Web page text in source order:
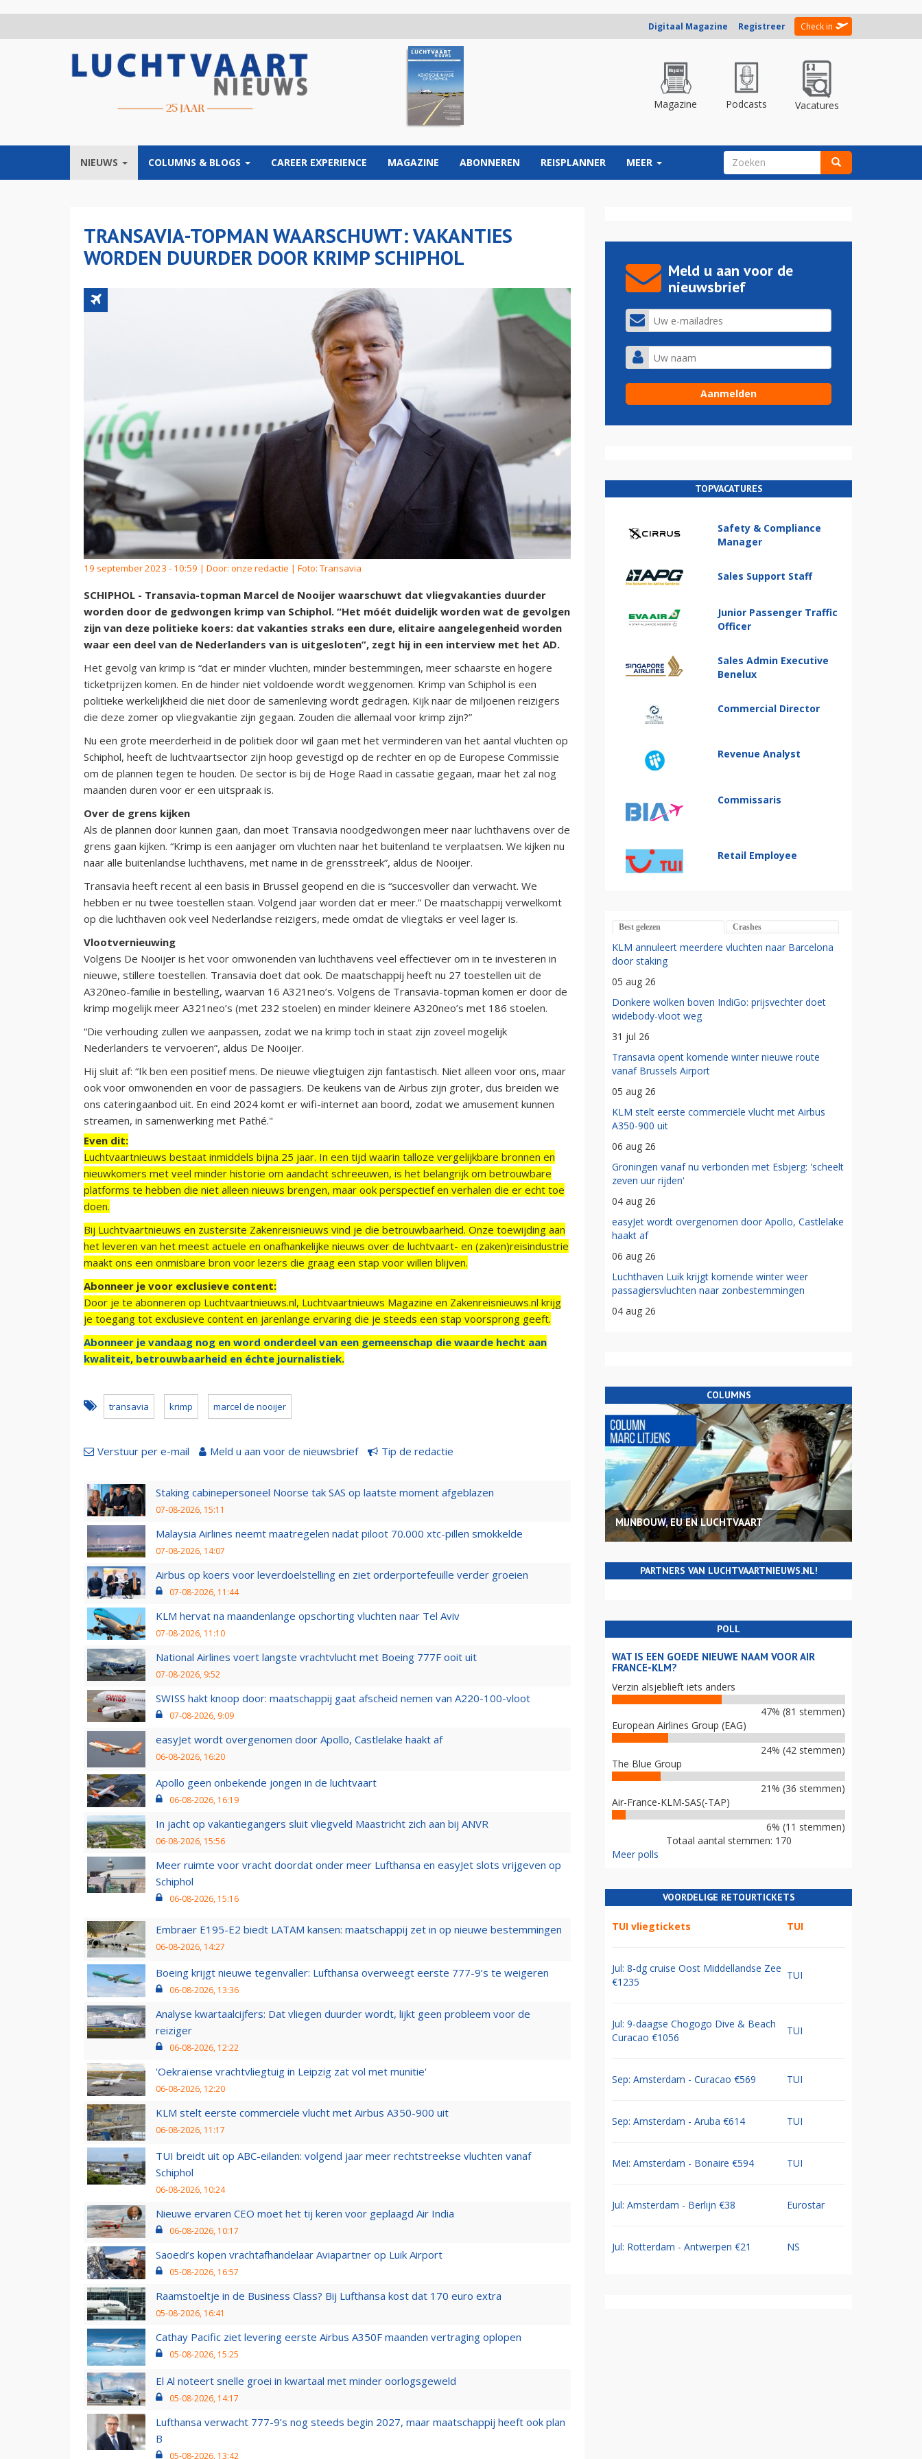
Digitaal Magazine Registreer Check in
Magazine Podcasts Vacatures
NIEUWS COLUMNS & BLOGS CAREER EXPERIENCE MAGAZINE ABONNEREN REISPLANNER MEER ZOEKVELD
TRANSAVIA-TOPMAN WAARSCHUWT: VAKANTIES
WORDEN DUURDER DOOR KRIMP SCHIPHOL
19 september 2023 - 10:59 | Door: onze redactie | Foto: Transavia
SCHIPHOL - Transavia-topman Marcel de Nooijer waarschuwt dat vliegvakanties duurder
worden door de gedwongen krimp van Schiphol. “Het móét duidelijk worden wat de gevolgen
zijn van deze politieke koers: dat vakanties straks een dure, elitaire aangelegenheid worden
waar een deel van de Nederlanders van is uitgesloten”, zegt hij in een interview met het AD.
Het gevolg van krimp is “dat er minder vluchten, minder bestemmingen, meer schaarste en hogere
ticketprijzen komen. En de hinder niet voldoende wordt weggenomen. Krimp van Schiphol is een
politieke werkelijkheid die niet door de samenleving wordt gedragen. Kijk naar de miljoenen reizigers
die deze zomer op vliegvakantie zijn gegaan. Zouden die allemaal voor krimp zijn?”
Nu een grote meerderheid in de politiek door wil gaan met het verminderen van het aantal vluchten op
Schiphol, heeft de luchtvaartsector zijn hoop gevestigd op de rechter en op de Europese Commissie
om de plannen tegen te houden. De sector is bij de Hoge Raad in cassatie gegaan, maar het zal nog
maanden duren voor er een uitspraak is.
Over de grens kijken
Als de plannen door kunnen gaan, dan moet Transavia noodgedwongen meer naar luchthavens over de
grens gaan kijken. “Krimp is een aanjager om vluchten naar het buitenland te verplaatsen. We kijken nu
naar alle buitenlandse luchthavens, met name in de grensstreek”, aldus de Nooijer.
Transavia heeft recent al een basis in Brussel geopend en die is “succesvoller dan verwacht. We
hebben er nu twee toestellen staan. Volgend jaar worden dat er meer.” De maatschappij verwelkomt
op die luchthaven ook veel Nederlandse reizigers, mede omdat de vliegtaks er veel lager is.
Vlootvernieuwing
Volgens De Nooijer is het voor omwonenden van luchthavens veel effectiever om in te investeren in
nieuwe, stillere toestellen. Transavia doet dat ook. De maatschappij heeft nu 27 toestellen uit de
A320neo-familie in bestelling, waarvan 16 A321neo’s. Volgens de Transavia-topman komen er door de
krimp mogelijk meer A321neo’s (met 232 stoelen) en minder kleinere A320neo’s met 186 stoelen.
“Die verhouding zullen we aanpassen, zodat we na krimp toch in staat zijn zoveel mogelijk
Nederlanders te vervoeren”, aldus De Nooijer.
Hij sluit af: “Ik ben een positief mens. De nieuwe vliegtuigen zijn fantastisch. Niet alleen voor ons, maar
ook voor omwonenden en voor de passagiers. De keukens van de Airbus zijn groter, dus breiden we
ons cateringaanbod uit. En eind 2024 komt er wifi-internet aan boord, zodat we amusement kunnen
streamen, in samenwerking met Pathé."
Even dit:
Luchtvaartnieuws bestaat inmiddels bijna 25 jaar. In een tijd waarin talloze vergelijkbare bronnen en
nieuwkomers met veel minder historie om aandacht schreeuwen, is het belangrijk om betrouwbare
platforms te hebben die niet alleen nieuws brengen, maar ook perspectief en verhalen die er echt toe
doen.
Bij Luchtvaartnieuws en zustersite Zakenreisnieuws vind je die betrouwbaarheid. Onze toewijding aan
het leveren van het meest actuele en onafhankelijke nieuws over de luchtvaart- en (zaken)reisindustrie
maakt ons een onmisbare bron voor lezers die graag een stap voor willen blijven.
Abonneer je voor exclusieve content:
Door je te abonneren op Luchtvaartnieuws.nl, Luchtvaartnieuws Magazine en Zakenreisnieuws.nl krijg
je toegang tot exclusieve content en jarenlange ervaring die je steeds een stap voorsprong geeft.
Abonneer je vandaag nog en word onderdeel van een gemeenschap die waarde hecht aan
kwaliteit, betrouwbaarheid en échte journalistiek.
transavia krimp marcel de nooijer
Verstuur per e-mail Meld u aan voor de nieuwsbrief Tip de redactie
Staking cabinepersoneel Noorse tak SAS op laatste moment afgeblazen
07-08-2026, 15:11
Malaysia Airlines neemt maatregelen nadat piloot 70.000 xtc-pillen smokkelde
07-08-2026, 14:07
Airbus op koers voor leverdoelstelling en ziet orderportefeuille verder groeien
07-08-2026, 11:44
KLM hervat na maandenlange opschorting vluchten naar Tel Aviv
07-08-2026, 11:10
National Airlines voert langste vrachtvlucht met Boeing 777F ooit uit
07-08-2026, 9:52
SWISS hakt knoop door: maatschappij gaat afscheid nemen van A220-100-vloot
07-08-2026, 9:09
easyJet wordt overgenomen door Apollo, Castlelake haakt af
06-08-2026, 16:20
Apollo geen onbekende jongen in de luchtvaart
06-08-2026, 16:19
In jacht op vakantiegangers sluit vliegveld Maastricht zich aan bij ANVR
06-08-2026, 15:56
Meer ruimte voor vracht doordat onder meer Lufthansa en easyJet slots vrijgeven op
Schiphol
06-08-2026, 15:16
Embraer E195-E2 biedt LATAM kansen: maatschappij zet in op nieuwe bestemmingen
06-08-2026, 14:27
Boeing krijgt nieuwe tegenvaller: Lufthansa overweegt eerste 777-9’s te weigeren
06-08-2026, 13:36
Analyse kwartaalcijfers: Dat vliegen duurder wordt, lijkt geen probleem voor de
reiziger
06-08-2026, 12:22
'Oekraïense vrachtvliegtuig in Leipzig zat vol met munitie'
06-08-2026, 12:20
KLM stelt eerste commerciële vlucht met Airbus A350-900 uit
06-08-2026, 11:17
TUI breidt uit op ABC-eilanden: volgend jaar meer rechtstreekse vluchten vanaf
Schiphol
06-08-2026, 10:24
Nieuwe ervaren CEO moet het tij keren voor geplaagd Air India
06-08-2026, 10:17
Saoedi’s kopen vrachtafhandelaar Aviapartner op Luik Airport
05-08-2026, 16:57
Raamstoeltje in de Business Class? Bij Lufthansa kost dat 170 euro extra
05-08-2026, 16:41
Cathay Pacific ziet levering eerste Airbus A350F maanden vertraging oplopen
05-08-2026, 15:25
El Al noteert snelle groei in kwartaal met minder oorlogsgeweld
05-08-2026, 14:17
Lufthansa verwacht 777-9’s nog steeds begin 2027, maar maatschappij heeft ook plan
B
05-08-2026, 13:42
Meld u aan voor de
nieuwsbrief
TOPVACATURES
Safety & Compliance
Manager
Sales Support Staff
Junior Passenger Traffic
Officer
Sales Admin Executive
Benelux
Commercial Director
Revenue Analyst
Commissaris
Retail Employee
Best gelezen Crashes
KLM annuleert meerdere vluchten naar Barcelona
door staking
05 aug 26
Donkere wolken boven IndiGo: prijsvechter doet
widebody-vloot weg
31 jul 26
Transavia opent komende winter nieuwe route
vanaf Brussels Airport
05 aug 26
KLM stelt eerste commerciële vlucht met Airbus
A350-900 uit
06 aug 26
Groningen vanaf nu verbonden met Esbjerg: 'scheelt
zeven uur rijden'
04 aug 26
easyJet wordt overgenomen door Apollo, Castlelake
haakt af
06 aug 26
Luchthaven Luik krijgt komende winter weer
passagiersvluchten naar zonbestemmingen
04 aug 26
COLUMNS
MIJNBOUW, EU EN LUCHTVAART
PARTNERS VAN LUCHTVAARTNIEUWS.NL!
POLL
WAT IS EEN GOEDE NIEUWE NAAM VOOR AIR
FRANCE-KLM?
Verzin alsjeblieft iets anders
47% (81 stemmen)
European Airlines Group (EAG)
24% (42 stemmen)
The Blue Group
21% (36 stemmen)
Air-France-KLM-SAS(-TAP)
6% (11 stemmen)
Totaal aantal stemmen: 170
Meer polls
VOORDELIGE RETOURTICKETS
TUI vliegtickets TUI
Jul: 8-dg cruise Oost Middellandse Zee
€1235
TUI
Jul: 9-daagse Chogogo Dive & Beach
Curacao €1056
TUI
Sep: Amsterdam - Curacao €569 TUI
Sep: Amsterdam - Aruba €614 TUI
Mei: Amsterdam - Bonaire €594 TUI
Jul: Amsterdam - Berlijn €38 Eurostar
Jul: Rotterdam - Antwerpen €21 NS